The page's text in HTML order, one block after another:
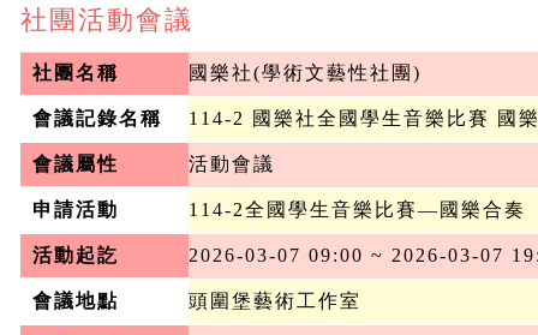
社團活動會議
社團名稱 國樂社(學術文藝性社團)
會議記錄名稱 114-2 國樂社全國學生音樂比賽 國
會議屬性 活動會議
申請活動 114-2全國學生音樂比賽—國樂合奏
活動起訖 2026-03-07 09:00 ~ 2026-03-07
會議地點 頭圍堡藝術工作室